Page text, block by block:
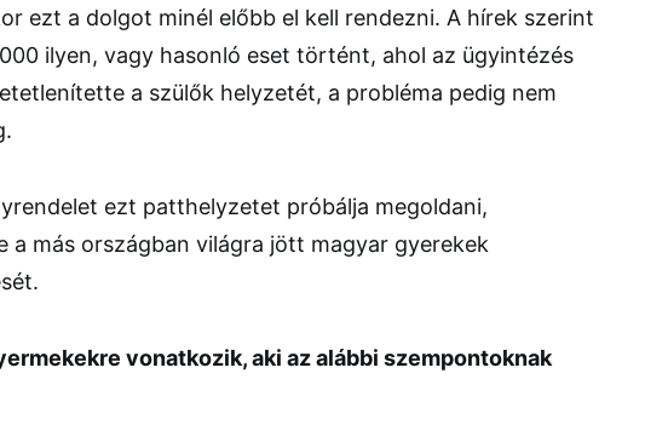
ezt a dolgot minél előbb el kell rendezni. A hírek szerint
ilyen, vagy hasonló eset történt, ahol az ügyintézés
a szülők helyzetét, a probléma pedig nem
ezt patthelyzetet próbálja megoldani,
a más országban világra jött magyar gyerekek
vonatkozik, aki az alábbi szempontoknak